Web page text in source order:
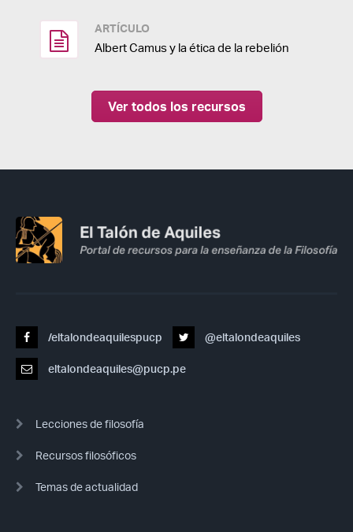
ARTÍCULO
Albert Camus y la ética de la rebelión
Ver todos los recursos
/eltalondeaquilespucp @eltalondeaquiles
eltalondeaquiles@pucp.pe
Lecciones de filosofía
Recursos filosóficos
Temas de actualidad